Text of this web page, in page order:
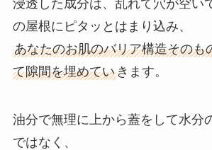
浸透した成分は、乱れて穴が空い
の屋根にピタッとはまり込み、
あなたのお肌のバリア構造そのも
て隙間を埋めていきます。
油分で無理に上から蓋をして水分
ではなく、